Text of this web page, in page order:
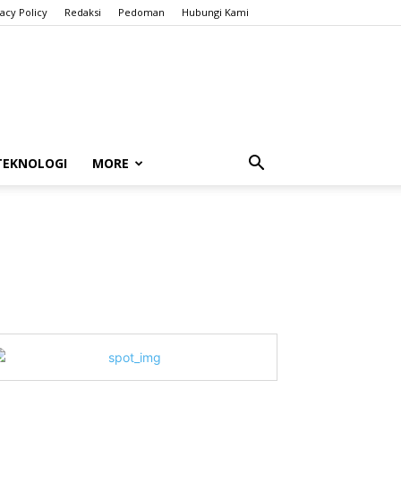
Policy Redaksi Pedoman Hubungi Kami
MORE